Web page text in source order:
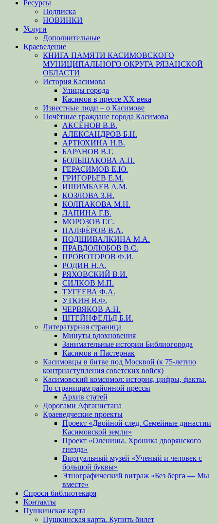
Ресурсы
Подписка
НОВИНКИ
Услуги
Дополнительные
Краеведение
КНИГА ПАМЯТИ КАСИМОВСКОГО
МУНИЦИПАЛЬНОГО ОКРУГА РЯЗАНСКОЙ
ОБЛАСТИ
История Касимова
Улицы города
Касимов в прессе XX века
Известные люди – о Касимове
Почётные граждане города Касимова
АКСЁНОВ В.В.
АЛЕКСАНДРОВ Б.Н.
АРТЮХИНА Н.В.
БАРАНОВ В.Г.
БОЛЬШАКОВА А.П.
ГЕРАСИМОВ Е.Ю.
ГРИГОРЬЕВ Е.М.
ИШИМБАЕВ А.М.
КОЗЛОВА З.Н.
КОЛПАКОВА М.Н.
ЛАПИНА Г.В.
МОРОЗОВ Г.С.
ПАЛФЁРОВ В.А.
ПОДШИВАЛКИНА М.А.
ПРАВДОЛЮБОВ В.С.
ПРОВОТОРОВ Ф.И.
РОДИН Н.А.
РЯХОВСКИЙ В.И.
СИЛКОВ М.П.
ТУГЕЕВА Ф.А.
УТКИН В.Ф.
ЧЕРВЯКОВ А.Н.
ШТЕЙНФЕЛЬД Б.И.
Литературная страница
Минуты вдохновения
Занимательные истории Библиогорода
Касимов и Пастернак
Касимовцы в битве под Москвой (к 75-летию
контрнаступления советских войск)
Касимовский комсомол: история, цифры, факты.
По страницам районной прессы
Архив статей
Дорогами Афганистана
Краеведческие проекты
Проект «Двойной след. Семейные династии
Касимовской земли»
Проект «Оленины. Хроника дворянского
гнезда»
Виртуальный музей «Ученый и человек с
большой буквы»
Этнографический витраж «Без бергə — Мы
вместе»
Спроси библиотекаря
Контакты
Пушкинская карта
Пушкинская карта. Купить билет